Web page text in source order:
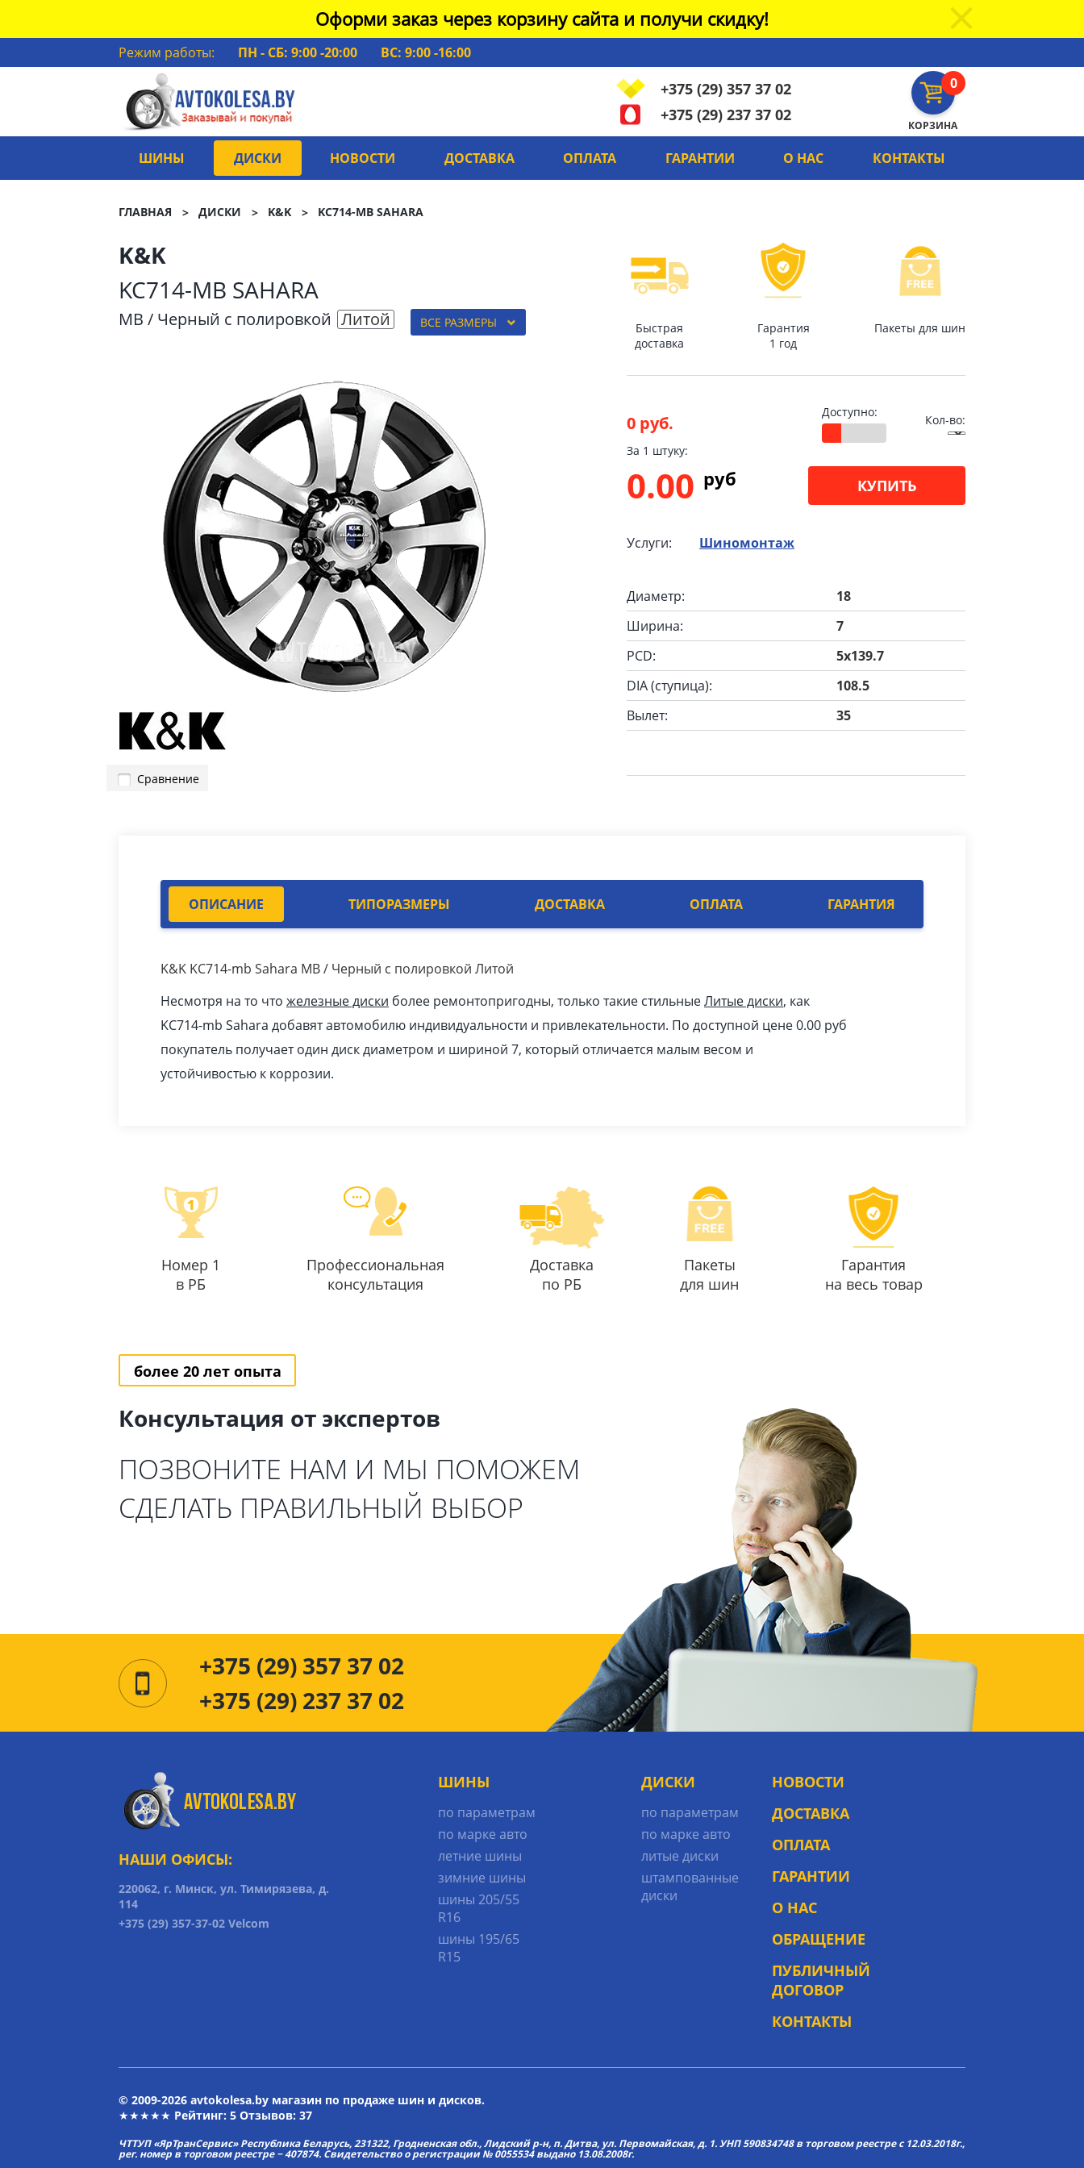
Оформи заказ через корзину сайта и получи скидку!
Режим работы: ПН - СБ: 9:00 -20:00
ВС: 9:00 -16:00
0
КОРЗИНА
+375 (29) 357 37 02
+375 (29) 237 37 02
ШИНЫ ДИСКИ НОВОСТИ ДОСТАВКА ОПЛАТА ГАРАНТИИ О НАС КОНТАКТЫ
ГЛАВНАЯ ДИСКИ K&K KC714-MB SAHARA
K&K
KC714-MB SAHARA
MB / Черный с полировкой Литой ВСЕ РАЗМЕРЫ
Сравнение
Быстрая
доставка
Гарантия
1 год
Пакеты для шин
0 руб.
Доступно:
Кол-во:
За 1 штуку:
0.00 pуб КУПИТЬ
Услуги: Шиномонтаж
Диаметр:
18
Ширина:
7
PCD:
5x139.7
DIA (ступица):
108.5
Вылет:
35
ОПИСАНИЕ ТИПОРАЗМЕРЫ ДОСТАВКА ОПЛАТА ГАРАНТИЯ
K&K KC714-mb Sahara MB / Черный с полировкой Литой
Несмотря на то что железные диски более ремонтопригодны, только такие стильныеЛитые диски, как
KC714-mb Sahara добавят автомобилю индивидуальности и привлекательности. По доступной цене 0.00 pуб
покупатель получает один диск диаметром и шириной 7, который отличается малым весом и
устойчивостью к коррозии.
Номер 1
в РБ
Профессиональная
консультация
Доставка
по РБ
Пакеты
для шин
Гарантия
на весь товар
более 20 лет опыта
Консультация от экспертов
ПОЗВОНИТЕ НАМ И МЫ ПОМОЖЕМ
СДЕЛАТЬ ПРАВИЛЬНЫЙ ВЫБОР
+375 (29) 357 37 02
+375 (29) 237 37 02
НАШИ ОФИСЫ:
220062, г. Минск, ул. Тимирязева, д.
114
+375 (29) 357-37-02 Velcom
ШИНЫ
по параметрам
по марке авто
летние шины
зимние шины
шины 205/55
R16
шины 195/65
R15
ДИСКИ
по параметрам
по марке авто
литые диски
штампованные
диски
НОВОСТИ
ДОСТАВКА
ОПЛАТА
ГАРАНТИИ
О НАС
ОБРАЩЕНИЕ
ПУБЛИЧНЫЙ
ДОГОВОР
КОНТАКТЫ
© 2009-2026 avtokolesa.by магазин по продаже шин и дисков.
★★★★★ Рейтинг: 5 Отзывов: 37
ЧТТУП «ЯрТранСервис» Республика Беларусь, 231322, Гродненская обл., Лидский р-н, п. Дитва, ул. Первомайская, д. 1. УНП 590834748 в торговом реестре с 12.03.2018г.,
рег. номер в торговом реестре − 407874. Свидетельство о регистрации № 0055534 выдано 13.08.2008г.